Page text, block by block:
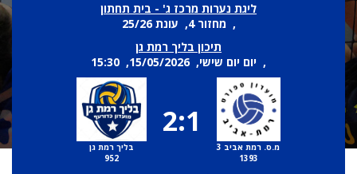
ליגת נערות מרכז ג' - בית תחתון
, מחזור 4, עונת 25/26
תיכון בליך רמת גן
, יום יום שישי, 15/05/2026, 15:30
מ.ס. רמת אביב 3
1393
2:1
בליך רמת גן
952